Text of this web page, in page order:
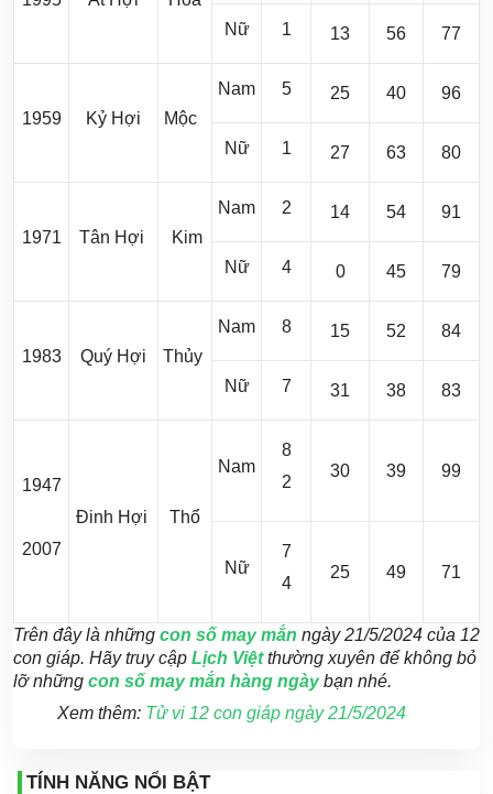
Nữ
1 13 56 77
1959 Kỷ Hợi Mộc
Nam 5 25 40 96
Nữ 1 27 63 80
1971 Tân Hợi Kim
Nam 2 14 54 91
Nữ 4 0 45 79
1983 Quý Hợi Thủy
Nam 8 15 52 84
Nữ 7 31 38 83
1947
2007
Đinh Hợi Thổ
Nam
8
2
30 39 99
Nữ
7
4
25 49 71
Trên đây là những con số may mắn ngày 21/5/2024 của 12
con giáp. Hãy truy cập Lịch Việtthường xuyên để không bỏ
lỡ những con số may mắn hàng ngàybạn nhé.
Xem thêm: Tử vi 12 con giáp ngày 21/5/2024
TÍNH NĂNG NỔI BẬT